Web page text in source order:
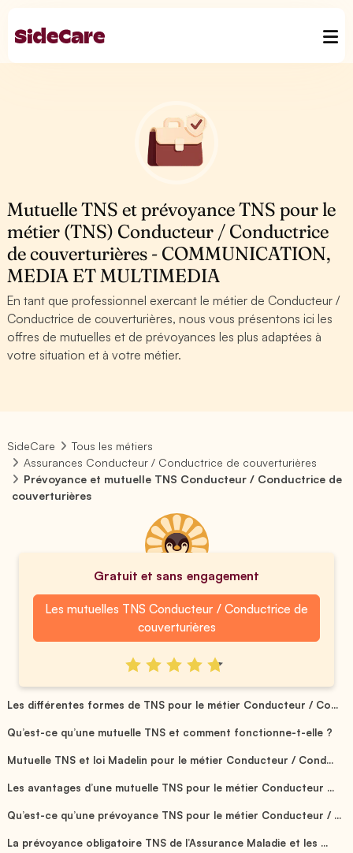
Mutuelle TNS et prévoyance TNS pour le
métier (TNS) Conducteur / Conductrice
de couverturières - COMMUNICATION,
MEDIA ET MULTIMEDIA
En tant que professionnel exercant le métier de Conducteur /
Conductrice de couverturières, nous vous présentons ici les
offres de mutuelles et de prévoyances les plus adaptées à
votre situation et à votre métier.
SideCare
Tous les métiers
Assurances Conducteur / Conductrice de couverturières
Prévoyance et mutuelle TNS Conducteur / Conductrice de
couverturières
Gratuit et sans engagement
Les mutuelles TNS Conducteur / Conductrice de
couverturières
Les différentes formes de TNS pour le métier Conducteur / Co...
Qu’est-ce qu’une mutuelle TNS et comment fonctionne-t-elle ?
Mutuelle TNS et loi Madelin pour le métier Conducteur / Cond...
Les avantages d’une mutuelle TNS pour le métier Conducteur ...
Qu’est-ce qu’une prévoyance TNS pour le métier Conducteur / ...
La prévoyance obligatoire TNS de l’Assurance Maladie et les ...